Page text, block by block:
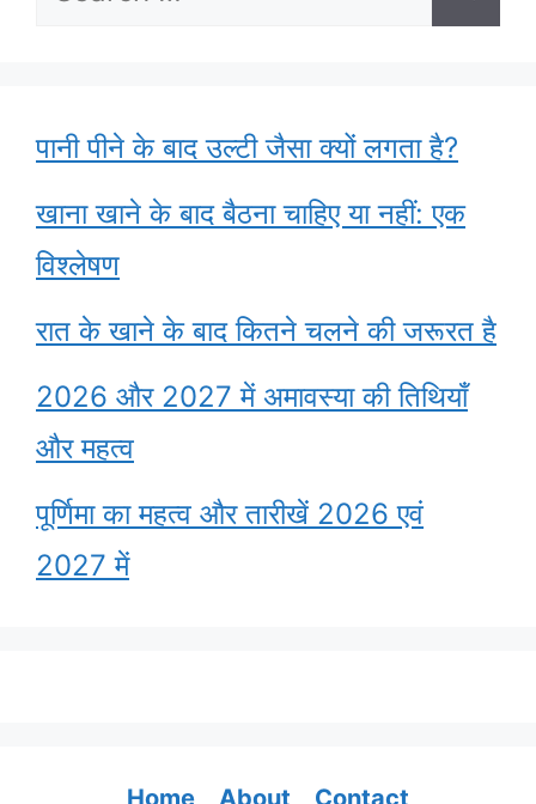
पानी पीने के बाद उल्टी जैसा क्यों लगता है?
खाना खाने के बाद बैठना चाहिए या नहीं: एक
विश्लेषण
रात के खाने के बाद कितने चलने की जरूरत है
2026 और 2027 में अमावस्या की तिथियाँ
और महत्व
पूर्णिमा का महत्व और तारीखें 2026 एवं
2027 में
Home About Contact